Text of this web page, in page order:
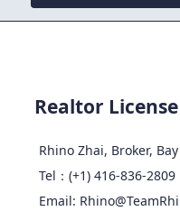
Realtor License
Rhino Zhai, Broker,
Tel：(+1) 416-836-2809
Email: